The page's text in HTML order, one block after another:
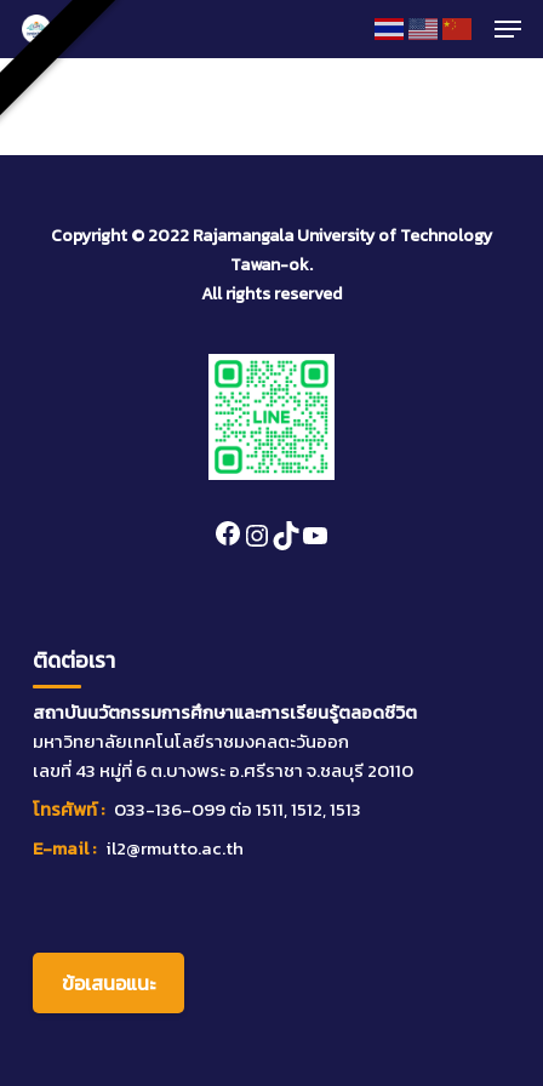
Skip
main
content
Copyright © 2022 Rajamangala University of Technology
Tawan-ok.
All rights reserved
Facebook
Instagram
TikTok
ติดต่อเรา
สถาบันนวัตกรรมการศึกษาและการเรียนรู้ตลอดชีวิต
มหาวิทยาลัยเทคโนโลยีราชมงคลตะวันออก
เลขที่ 43 หมู่ที่ 6 ต.บางพระ อ.ศรีราชา จ.ชลบุรี 20110
โทรศัพท์ : 033-136-099ต่อ 1511, 1512, 1513
E-mail : il2@rmutto.ac.th
ข้อเสนอแนะ